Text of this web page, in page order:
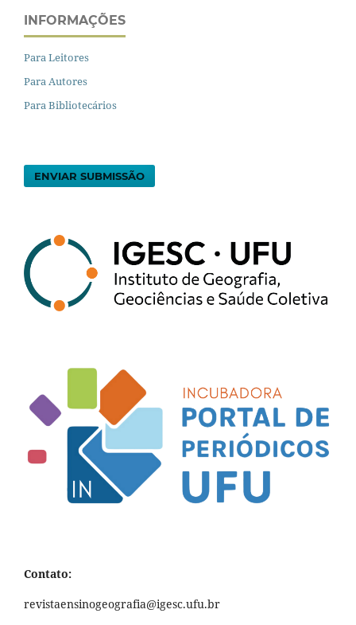
INFORMAÇÕES
Para Leitores
Para Autores
Para Bibliotecários
ENVIAR SUBMISSÃO
Contato:
revistaensinogeografia@igesc.ufu.br